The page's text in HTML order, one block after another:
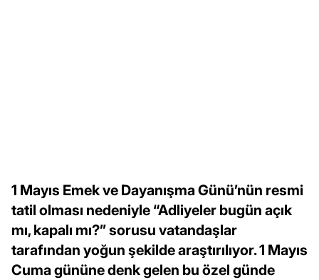
1 Mayıs Emek ve Dayanışma Günü’nün resmi
tatil olması nedeniyle “Adliyeler bugün açık
mı, kapalı mı?” sorusu vatandaşlar
tarafından yoğun şekilde araştırılıyor. 1 Mayıs
Cuma gününe denk gelen bu özel günde